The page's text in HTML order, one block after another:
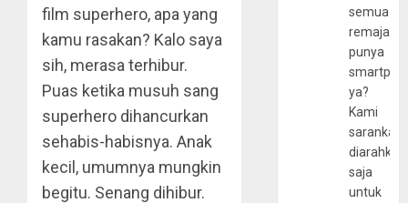
film superhero, apa yang
kamu rasakan? Kalo saya
sih, merasa terhibur.
Puas ketika musuh sang
superhero dihancurkan
sehabis-habisnya. Anak
kecil, umumnya mungkin
begitu. Senang dihibur.
semua
remaja
punya
ya?
Kami
sarankan,
diarahkan
saja
untuk